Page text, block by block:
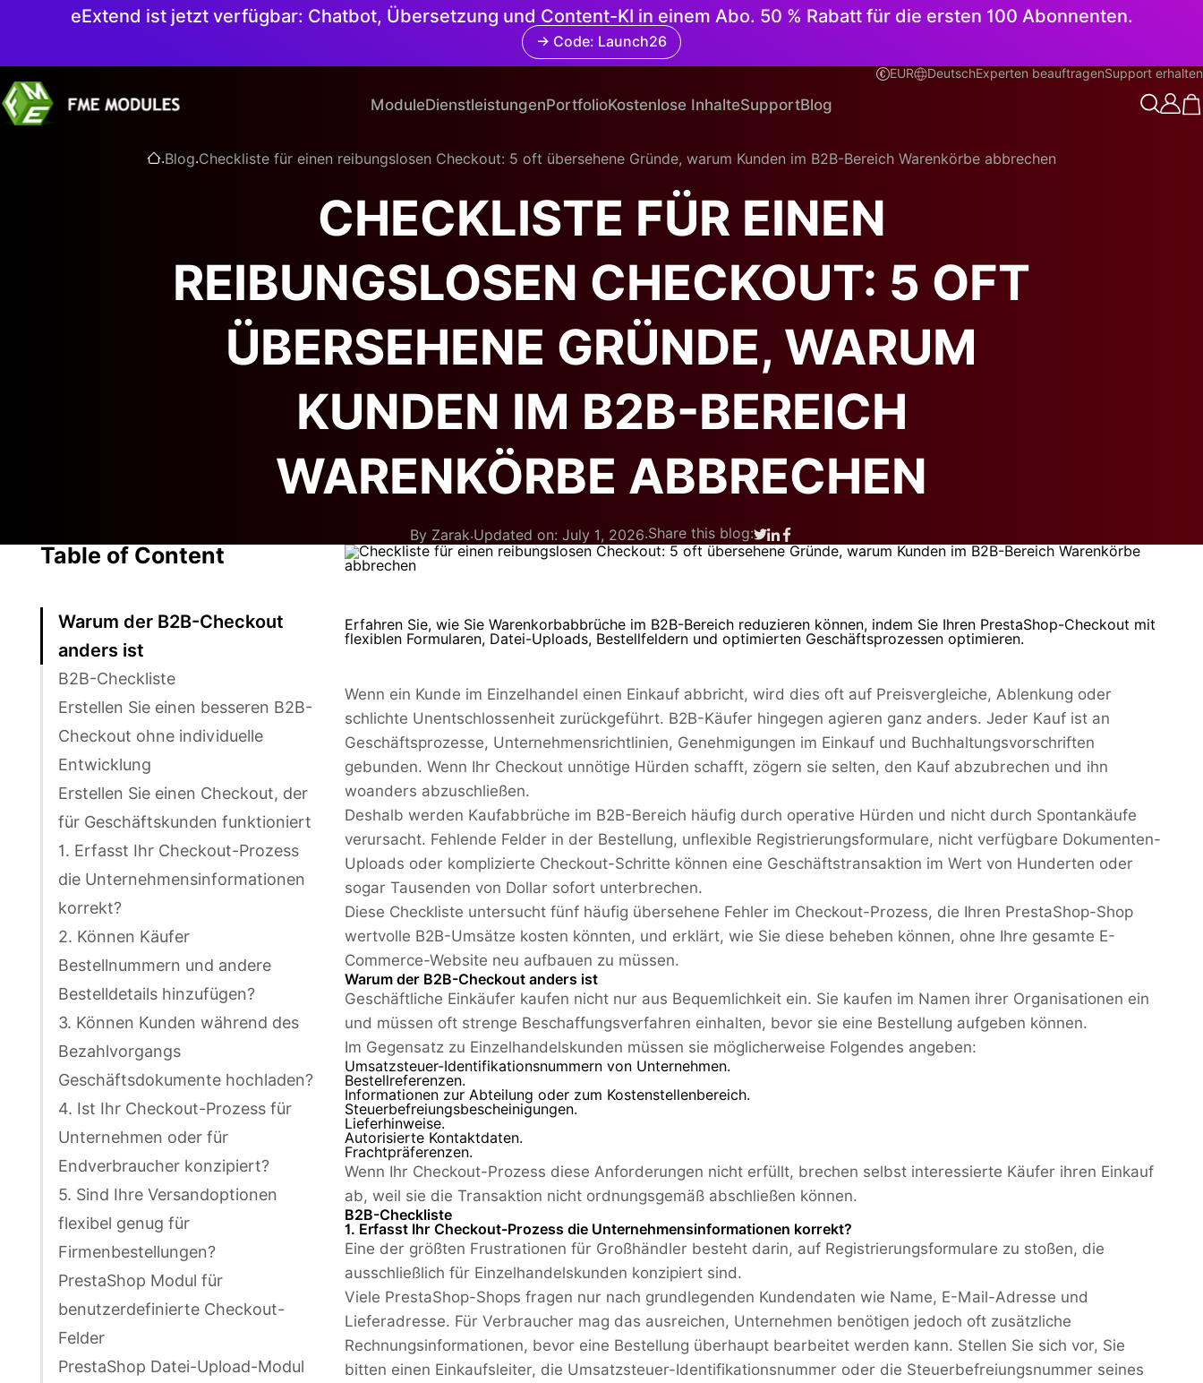
eExtend ist jetzt verfügbar: Chatbot, Übersetzung und Content-KI in einem Abo. 50 % Rabatt für die ersten 100 Abonnenten.
→ Code: Launch26
EUR Deutsch
Deutsch Experten beauftragenSupport erhalten
ModuleDienstleistungenPortfolioKostenlose InhalteSupportBlog
.Blog.Checkliste für einen reibungslosen Checkout: 5 oft übersehene Gründe, warum Kunden im B2B-Bereich Warenkörbe abbrechen
CHECKLISTE FÜR EINEN
REIBUNGSLOSEN CHECKOUT: 5 OFT
ÜBERSEHENE GRÜNDE, WARUM
KUNDEN IM B2B-BEREICH
WARENKÖRBE ABBRECHEN
By Zarak.Updated on: July 1, 2026.Share this blog:
Table of Content
Warum der B2B-Checkout
anders ist
B2B-Checkliste
Erstellen Sie einen besseren B2B-
Checkout ohne individuelle
Entwicklung
Erstellen Sie einen Checkout, der
für Geschäftskunden funktioniert
1. Erfasst Ihr Checkout-Prozess
die Unternehmensinformationen
korrekt?
2. Können Käufer
Bestellnummern und andere
Bestelldetails hinzufügen?
3. Können Kunden während des
Bezahlvorgangs
Geschäftsdokumente hochladen?
4. Ist Ihr Checkout-Prozess für
Unternehmen oder für
Endverbraucher konzipiert?
5. Sind Ihre Versandoptionen
flexibel genug für
Firmenbestellungen?
PrestaShop Modul für
benutzerdefinierte Checkout-
Felder
PrestaShop Datei-Upload-Modul
Erfahren Sie, wie Sie Warenkorbabbrüche im B2B-Bereich reduzieren können, indem Sie Ihren PrestaShop-Checkout mit
flexiblen Formularen, Datei-Uploads, Bestellfeldern und optimierten Geschäftsprozessen optimieren.
Wenn ein Kunde im Einzelhandel einen Einkauf abbricht, wird dies oft auf Preisvergleiche, Ablenkung oder
schlichte Unentschlossenheit zurückgeführt. B2B-Käufer hingegen agieren ganz anders. Jeder Kauf ist an
Geschäftsprozesse, Unternehmensrichtlinien, Genehmigungen im Einkauf und Buchhaltungsvorschriften
gebunden. Wenn Ihr Checkout unnötige Hürden schafft, zögern sie selten, den Kauf abzubrechen und ihn
woanders abzuschließen.
Deshalb werden Kaufabbrüche im B2B-Bereich häufig durch operative Hürden und nicht durch Spontankäufe
verursacht. Fehlende Felder in der Bestellung, unflexible Registrierungsformulare, nicht verfügbare Dokumenten-
Uploads oder komplizierte Checkout-Schritte können eine Geschäftstransaktion im Wert von Hunderten oder
sogar Tausenden von Dollar sofort unterbrechen.
Diese Checkliste untersucht fünf häufig übersehene Fehler im Checkout-Prozess, die Ihren PrestaShop-Shop
wertvolle B2B-Umsätze kosten könnten, und erklärt, wie Sie diese beheben können, ohne Ihre gesamte E-
Commerce-Website neu aufbauen zu müssen.
Warum der B2B-Checkout anders ist
Geschäftliche Einkäufer kaufen nicht nur aus Bequemlichkeit ein. Sie kaufen im Namen ihrer Organisationen ein
und müssen oft strenge Beschaffungsverfahren einhalten, bevor sie eine Bestellung aufgeben können.
Im Gegensatz zu Einzelhandelskunden müssen sie möglicherweise Folgendes angeben:
Umsatzsteuer-Identifikationsnummern von Unternehmen.
Bestellreferenzen.
Informationen zur Abteilung oder zum Kostenstellenbereich.
Steuerbefreiungsbescheinigungen.
Lieferhinweise.
Autorisierte Kontaktdaten.
Frachtpräferenzen.
Wenn Ihr Checkout-Prozess diese Anforderungen nicht erfüllt, brechen selbst interessierte Käufer ihren Einkauf
ab, weil sie die Transaktion nicht ordnungsgemäß abschließen können.
B2B-Checkliste
1. Erfasst Ihr Checkout-Prozess die Unternehmensinformationen korrekt?
Eine der größten Frustrationen für Großhändler besteht darin, auf Registrierungsformulare zu stoßen, die
ausschließlich für Einzelhandelskunden konzipiert sind.
Viele PrestaShop-Shops fragen nur nach grundlegenden Kundendaten wie Name, E-Mail-Adresse und
Lieferadresse. Für Verbraucher mag das ausreichen, Unternehmen benötigen jedoch oft zusätzliche
Rechnungsinformationen, bevor eine Bestellung überhaupt bearbeitet werden kann. Stellen Sie sich vor, Sie
bitten einen Einkaufsleiter, die Umsatzsteuer-Identifikationsnummer oder die Steuerbefreiungsnummer seines